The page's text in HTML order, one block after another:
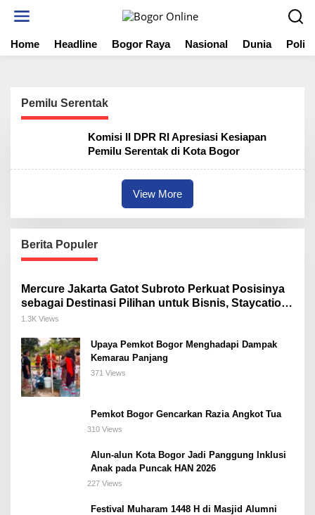
t
Home Headline Bogor Raya Nasional Dunia
Pemilu Serentak
Komisi II DPR RI Apresiasi Kesiapan
Pemilu Serentak di Kota Bogor
View More
Berita Populer
Mercure Jakarta Gatot Subroto Perkuat Posisinya
sebagai Destinasi Pilihan untuk Bisnis, Staycation,
Meeting, dan Kuliner di Jakarta Selatan
1.3K Views
Upaya Pemkot Bogor Menghadapi Dampak
Kemarau Panjang
371 Views
Pemkot Bogor Gencarkan Razia Angkot Tua
310 Views
Alun-alun Kota Bogor Jadi Panggung Inklusi
Anak pada Puncak HAN 2026
227 Views
Festival Muharam 1448 H di Masjid Alumni